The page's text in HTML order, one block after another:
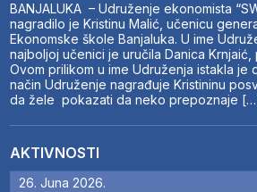
BANJALUKA – Udruženje ekonomista
nagradilo je Kristinu Malić, učenicu
Ekonomske škole Banjaluka. U ime
najboljoj učenici je uručila Danica
Ovom prilikom u ime Udruženja istakla je
način Udruženje nagrađuje Kristininu
da žele pokazati da neko prepoznaje
AKTIVNOSTI
26. Juna 2026.